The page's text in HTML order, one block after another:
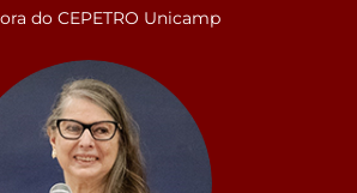
do CEPETRO Unicamp